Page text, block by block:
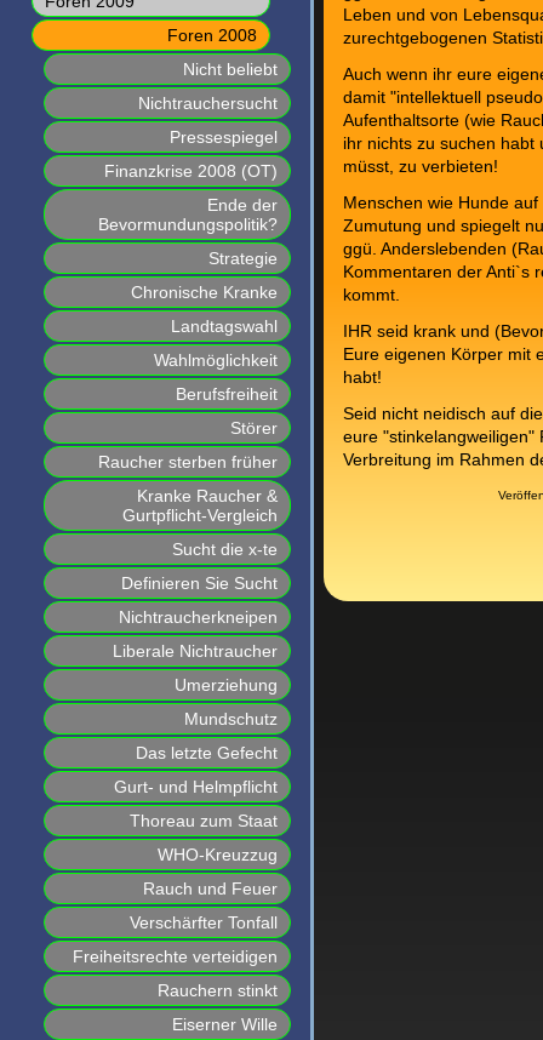
Leben und von
zurechtgebogenen
Auch wenn ihr eure
damit "intellektuell
Aufenthaltsorte (wie
ihr nichts zu suchen habt
müsst, zu verbieten!
Menschen wie Hunde
Zumutung und spiegelt
ggü. Anderslebenden
Kommentaren der Anti`s
kommt.
IHR seid krank und
Eure eigenen Körper mit
habt!
Seid nicht neidisch auf
eure
Verbreitung im Rahmen
Foren 2008
Nicht beliebt
Nichtrauchersucht
Pressespiegel
Finanzkrise 2008 (OT)
Ende der
Bevormundungspolitik?
Strategie
Chronische Kranke
Landtagswahl
Wahlmöglichkeit
Berufsfreiheit
Störer
Raucher sterben früher
Kranke Raucher &
Gurtpflicht-Vergleich
Sucht die x-te
Definieren Sie Sucht
Nichtraucherkneipen
Liberale Nichtraucher
Umerziehung
Mundschutz
Das letzte Gefecht
Gurt- und Helmpflicht
Thoreau zum Staat
WHO-Kreuzzug
Rauch und Feuer
Verschärfter Tonfall
Freiheitsrechte verteidigen
Rauchern stinkt
Eiserner Wille